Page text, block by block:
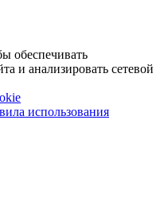
обеспечивать
и анализировать сетевой
использования